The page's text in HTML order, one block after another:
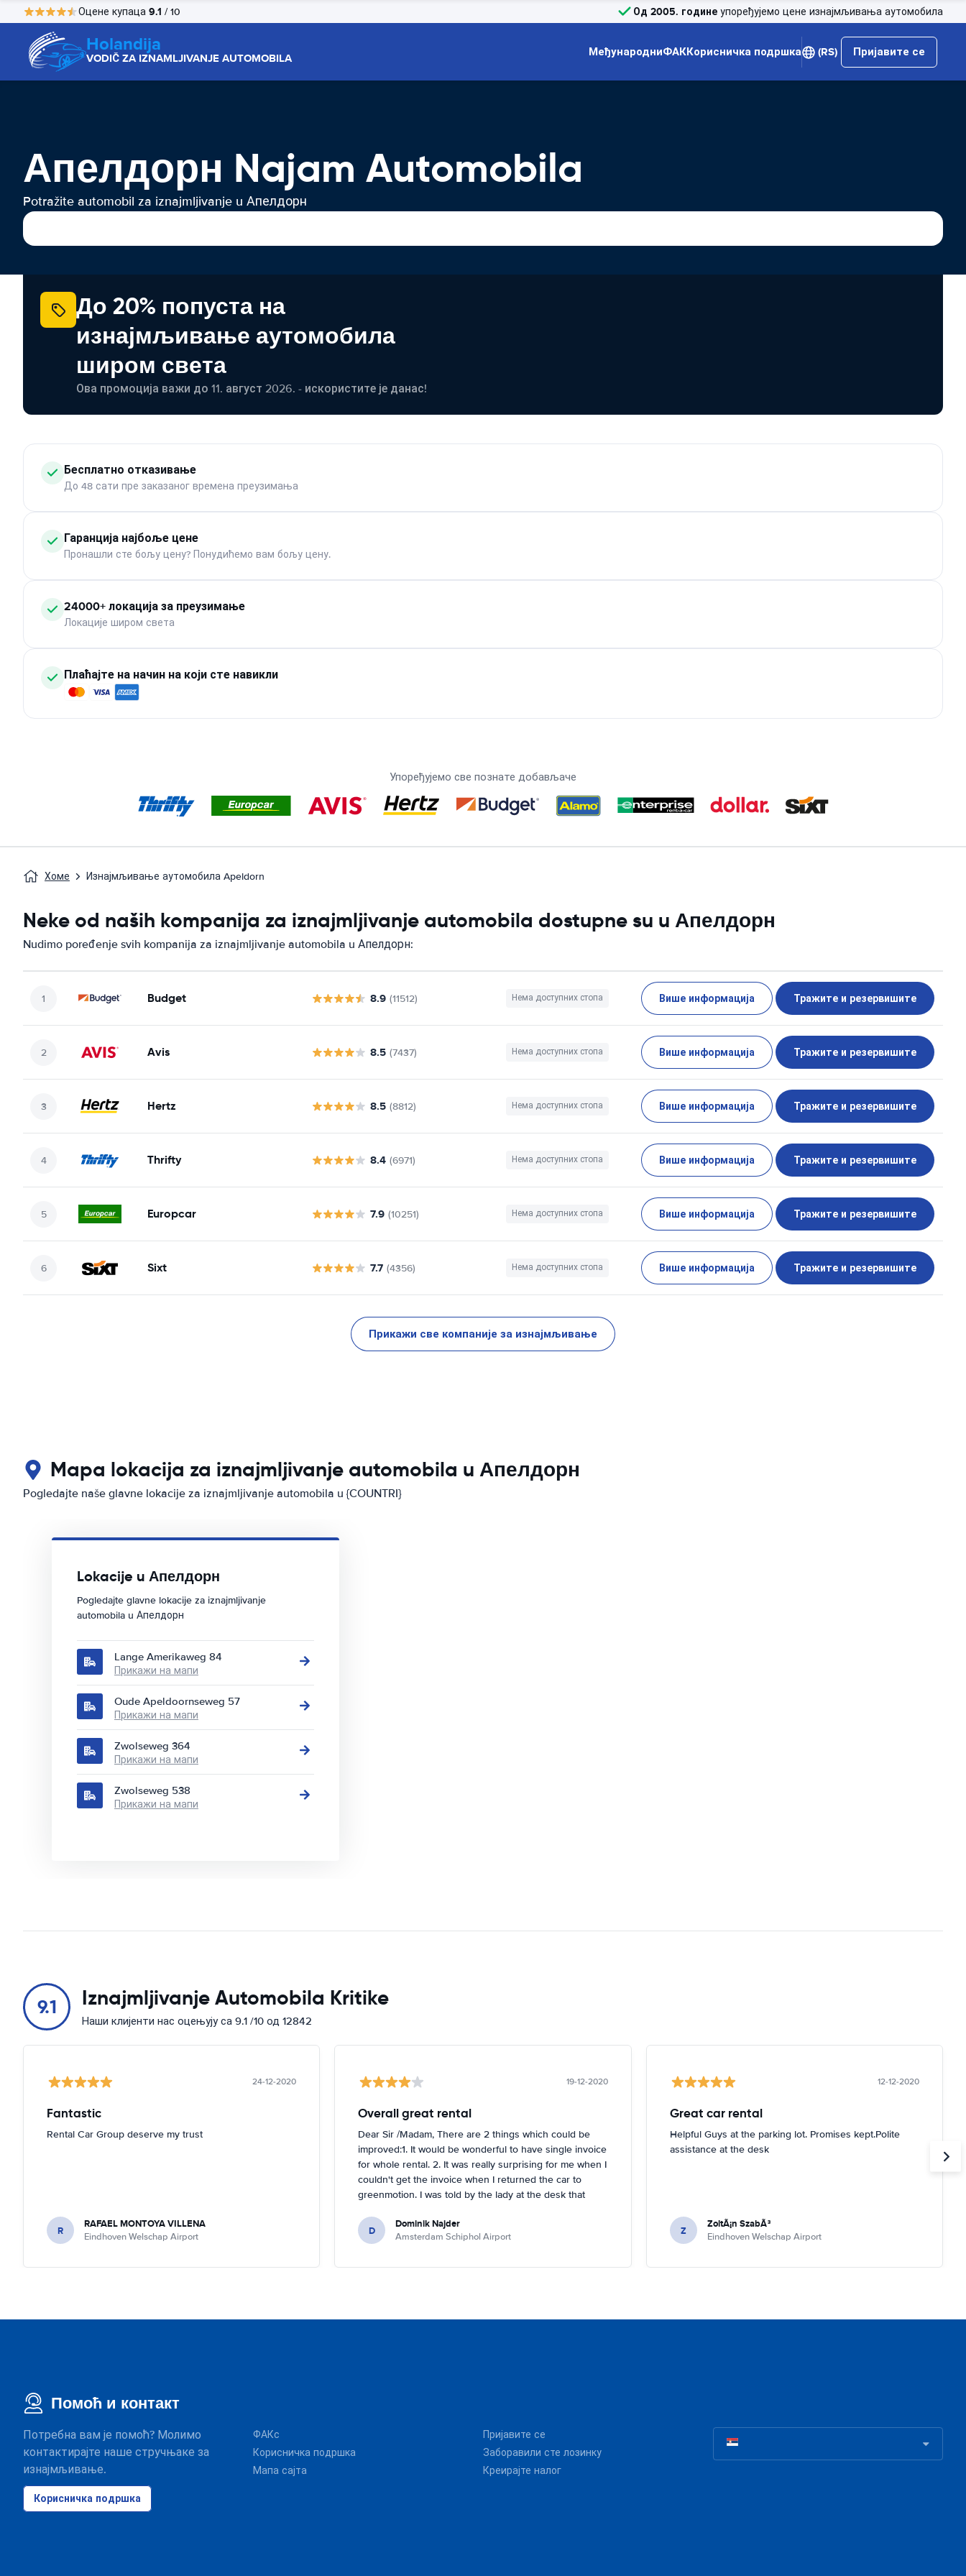
Оцене купаца 9.1 / 10 Од 2005. године упоређујемо цене изнајмљивања аутомобила
Holandija
VODIČ ZA IZNAMLJIVANJE AUTOMOBILA МеђународниФАККорисничка подршка (RS) Пријавите се
Апелдорн Najam Automobila
Potražite automobil za iznajmljivanje u Апелдорн
До 20% попуста на
изнајмљивање аутомобила
широм света
Ова промоција важи до 11. август 2026. - искористите је данас!
Бесплатно отказивање
До 48 сати пре заказаног времена преузимања
Гаранција најбоље цене
Пронашли сте бољу цену? Понудићемо вам бољу цену.
24000+ локација за преузимање
Локације широм света
Плаћајте на начин на који сте навикли
Упоређујемо све познате добављаче
Хоме Изнајмљивање аутомобила Apeldorn
Neke od naših kompanija za iznajmljivanje automobila dostupne su u Апелдорн
Nudimo poređenje svih kompanija za iznajmljivanje automobila u Апелдорн:
Budget 8.9 (11512) Нема доступних стопа Више информација Тражите и резервишите
Avis 8.5 (7437) Нема доступних стопа Више информација Тражите и резервишите
Hertz 8.5 (8812) Нема доступних стопа Више информација Тражите и резервишите
Thrifty 8.4 (6971) Нема доступних стопа Више информација Тражите и резервишите
Europcar 7.9 (10251) Нема доступних стопа Више информација Тражите и резервишите
Sixt 7.7 (4356) Нема доступних стопа Више информација Тражите и резервишите
Прикажи све компаније за изнајмљивање
Mapa lokacija za iznajmljivanje automobila u Апелдорн
Pogledajte naše glavne lokacije za iznajmljivanje automobila u {COUNTRI}
Lokacije u Апелдорн
Pogledajte glavne lokacije za iznajmljivanje
automobila u Апелдорн
Lange Amerikaweg 84
Прикажи на мапи
Oude Apeldoornseweg 57
Прикажи на мапи
Zwolseweg 364
Прикажи на мапи
Zwolseweg 538
Прикажи на мапи
9.1 Iznajmljivanje Automobila Kritike
Наши клијенти нас оцењују са 9.1 /10 од 12842
24-12-2020
Fantastic
Rental Car Group deserve my trust
R RAFAEL MONTOYA VILLENA
Eindhoven Welschap Airport
19-12-2020
Overall great rental
Dear Sir /Madam, There are 2 things which could be
improved:1. It would be wonderful to have single invoice
for whole rental. 2. It was really surprising for me when I
couldn't get the invoice when I returned the car to
greenmotion. I was told by the lady at the desk that
after that the invoice will be sent to my email address.
I'm not sure if it's a problem to check the car with flash
with the car overnight on the parking I would be
D Dominik Najder
Amsterdam Schiphol Airport
12-12-2020
Great car rental
Helpful Guys at the parking lot. Promises kept.Polite
assistance at the desk
Z ZoltÃ¡n SzabÃ³
Eindhoven Welschap Airport
Помоћ и контакт
Потребна вам је помоћ? Молимо
контактирајте наше стручњаке за
изнајмљивање.
Корисничка подршка
ФАКс
Корисничка подршка
Мапа сајта
Пријавите се
Заборавили сте лозинку
Креирајте налог